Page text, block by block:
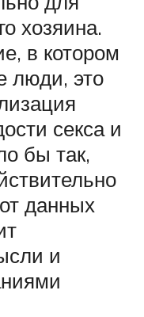
хозяина.
в котором
люди, это
секса и
бы так,
данных
и